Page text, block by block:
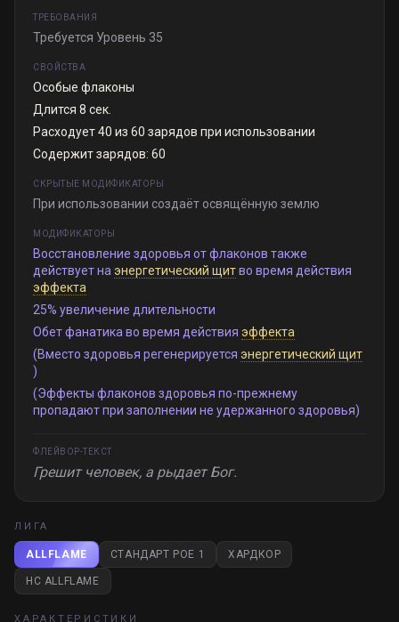
ТРЕБОВАНИЯ
Требуется Уровень 35
СВОЙСТВА
Особые флаконы
Длится 8 сек.
Расходует 40 из 60 зарядов при использовании
Содержит зарядов: 60
СКРЫТЫЕ МОДИФИКАТОРЫ
При использовании создаёт освящённую землю
МОДИФИКАТОРЫ
Восстановление здоровья от флаконов также
действует на энергетический щитво время действия
эффекта
25% увеличение длительности
Обет фанатика во время действия эффекта
(Вместо здоровья регенерируется энергетический щит
)
(Эффекты флаконов здоровья по-прежнему
пропадают при заполнении не удержанного здоровья)
ФЛЕЙВОР-ТЕКСТ
Грешит человек, а рыдает Бог.
ЛИГА
ALLFLAME СТАНДАРТ POE 1 ХАРДКОР
HC ALLFLAME
ХАРАКТЕРИСТИКИ